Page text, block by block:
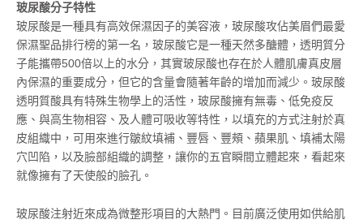
玻尿酸分子特性
玻尿酸是一種具有高效保濕因子的美容液，玻尿酸攻佔美眉們最愛
保濕聖品排行榜的第一名，玻尿酸它是一種天然多醣體，透明質分
子能攜帶500倍以上的水分，其實玻尿酸也存在於人體肌膚真皮層
內保濕的重要成分，但它的含量會隨著年齡的增加而減少。玻尿酸
透明質酸具有特殊生物學上的活性，玻尿酸擁有無毒、低免疫反
應、與高生物相容、及人體可吸收等特性，以填充的方式注射於真
皮組織中，可用來進行皺紋填補、豐唇、豐頰、蘋果肌、填補太陽
穴凹陷，以及臉部組織的調整，讓你的五官瞬間立體起來，看起來
就像擁有了天使般的臉孔。
玻尿酸注射近來成為微整形項目的大熱門。目前廣泛使用如供給肌